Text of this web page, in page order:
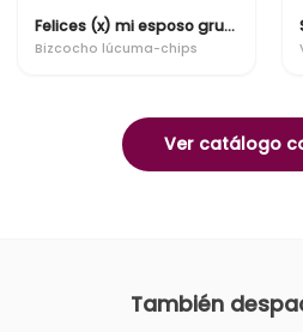
Felices (x) mi esposo gruñon
Bizcocho lúcuma-chips
Ver catálogo
También